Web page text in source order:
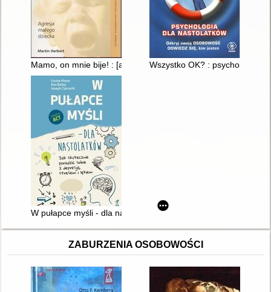
Mamo, on mnie bije! : [agresja małego dziecka]
Wszystko OK? : psychologia
W pułapce myśli - dla nastolatków : jak skutecznie poradzić
ZABURZENIA OSOBOWOŚCI